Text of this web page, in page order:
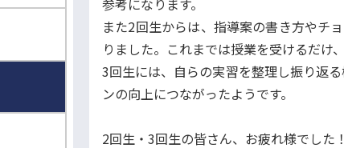
参考になります。
また2回生からは、指導案の書き方やチ
りました。これまでは授業を受けるだけ
3回生には、自らの実習を整理し振り返
ンの向上につながったようです。
2回生・3回生の皆さん、お疲れ様でした！